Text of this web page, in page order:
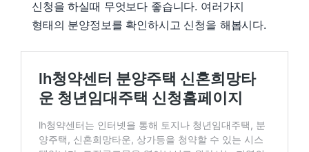
신청을 하실때 무엇보다 좋습니다. 여러가지
형태의 분양정보를 확인하시고 신청을 해봅시다.